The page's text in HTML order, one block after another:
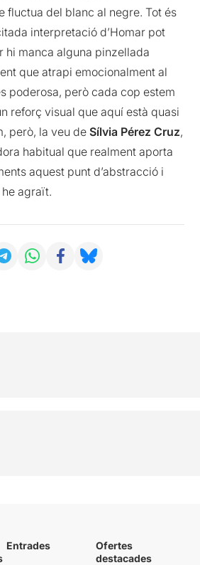
fluctua del blanc al negre. Tot és
interpretació d’Homar pot
hi manca alguna pinzellada
que atrapi emocionalment al
poderosa, però cada cop estem
reforç visual que aquí està quasi
però, la veu deSílvia Pérez Cruz,
habitual que realment aporta
aquest punt d’abstracció i
agraït.
Entrades
Ofertes
destacades